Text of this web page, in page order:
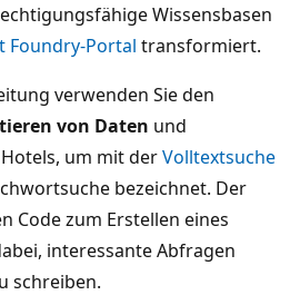
Wissensbasen
Foundry-Portal transformiert.
verwenden Sie den
von Daten und
um mit derVolltextsuche
bezeichnet. Der
Code zum Erstellen eines
interessante Abfragen
schreiben.